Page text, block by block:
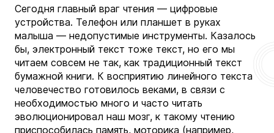
Сегодня главный враг чтения — цифровые
устройства. Телефон или планшет в руках
малыша — недопустимые инструменты. Казалось
бы, электронный текст тоже текст, но его мы
читаем совсем не так, как традиционный текст
бумажной книги. К восприятию линейного текста
человечество готовилось веками, в связи с
необходимостью много и часто читать
эволюционировал наш мозг, к такому чтению
приспособилась память, моторика (например,